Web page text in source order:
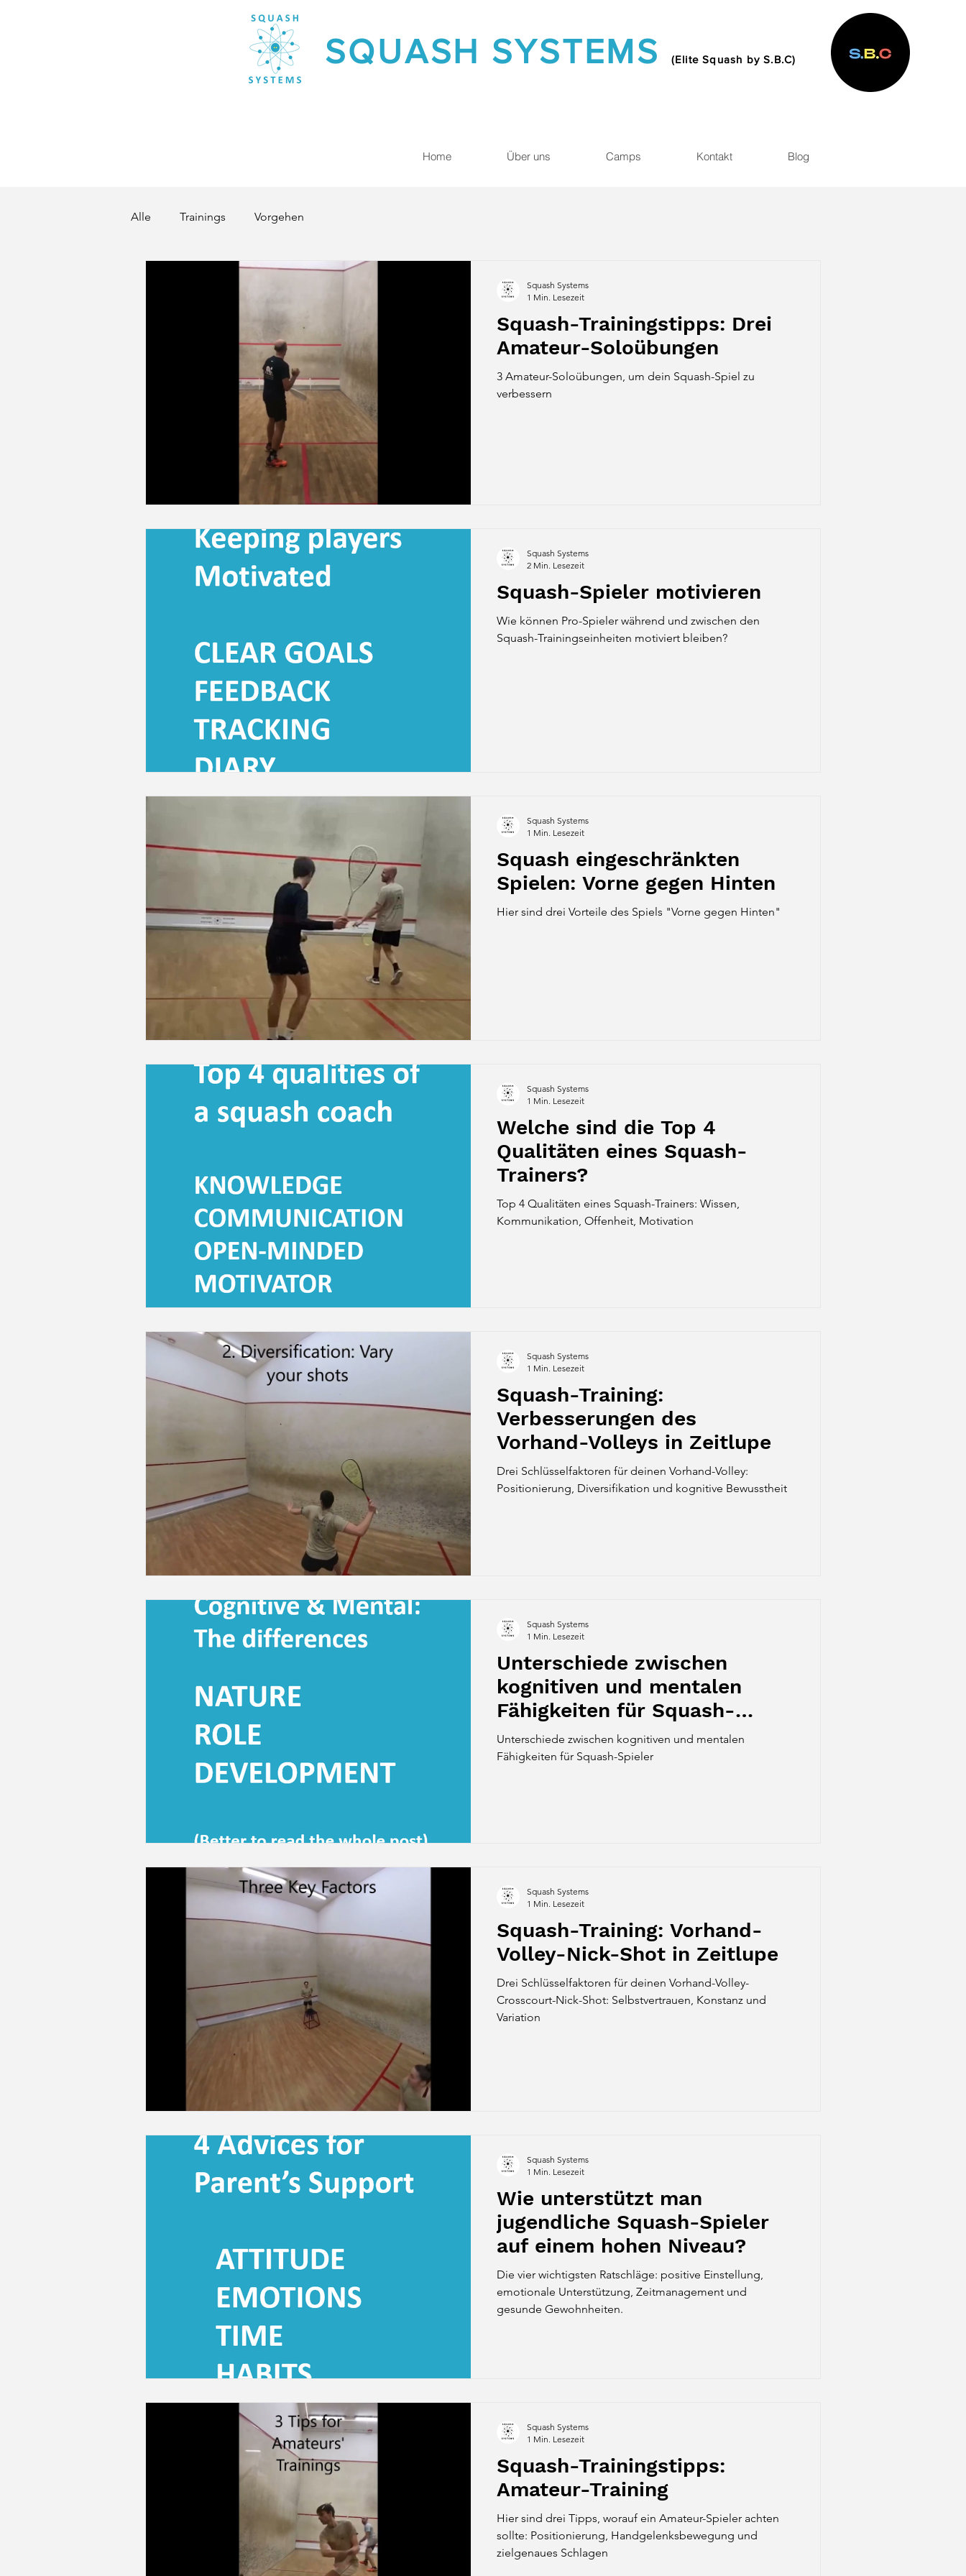
SQUASH SYSTEMS (Elite Squash by S.B.C)
Home Über uns Camps Kontakt Blog
Alle Trainings Vorgehen
Squash-Trainingstipps: Drei
Amateur-Soloübungen
3 Amateur-Soloübungen, um dein Squash-Spiel zu
verbessern
Squash Systems
1 Min. Lesezeit
Squash-Spieler motivieren
Wie können Pro-Spieler während und zwischen den
Squash-Trainingseinheiten motiviert bleiben?
Squash Systems
2 Min. Lesezeit
Squash eingeschränkten
Spielen: Vorne gegen Hinten
Hier sind drei Vorteile des Spiels "Vorne gegen Hinten"
Squash Systems
1 Min. Lesezeit
Welche sind die Top 4
Qualitäten eines Squash-
Trainers?
Top 4 Qualitäten eines Squash-Trainers: Wissen,
Kommunikation, Offenheit, Motivation
Squash Systems
1 Min. Lesezeit
Squash-Training:
Verbesserungen des
Vorhand-Volleys in Zeitlupe
Drei Schlüsselfaktoren für deinen Vorhand-Volley:
Positionierung, Diversifikation und kognitive Bewusstheit
Squash Systems
1 Min. Lesezeit
Unterschiede zwischen
kognitiven und mentalen
Fähigkeiten für Squash-
Spieler
Unterschiede zwischen kognitiven und mentalen
Fähigkeiten für Squash-Spieler
Squash Systems
1 Min. Lesezeit
Squash-Training: Vorhand-
Volley-Nick-Shot in Zeitlupe
Drei Schlüsselfaktoren für deinen Vorhand-Volley-
Crosscourt-Nick-Shot: Selbstvertrauen, Konstanz und
Variation
Squash Systems
1 Min. Lesezeit
Wie unterstützt man
jugendliche Squash-Spieler
auf einem hohen Niveau?
Die vier wichtigsten Ratschläge: positive Einstellung,
emotionale Unterstützung, Zeitmanagement und
gesunde Gewohnheiten.
Squash Systems
1 Min. Lesezeit
Squash-Trainingstipps:
Amateur-Training
Hier sind drei Tipps, worauf ein Amateur-Spieler achten
sollte: Positionierung, Handgelenksbewegung und
zielgenaues Schlagen
Squash Systems
1 Min. Lesezeit